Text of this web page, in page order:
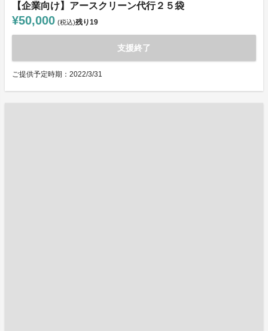
【企業向け】アースクリーン代行２５袋
¥50,000 (税込)残り19
支援終了
ご提供予定時期：2022/3/31